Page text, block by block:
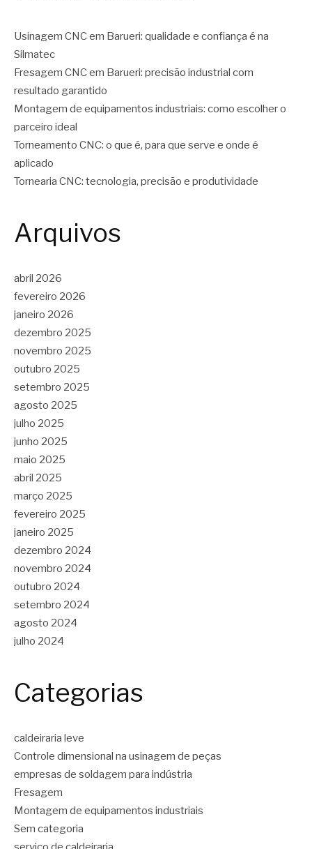
Usinagem CNC em Barueri: qualidade e confiança é na
Silmatec
Fresagem CNC em Barueri: precisão industrial com
resultado garantido
Montagem de equipamentos industriais: como escolher o
parceiro ideal
Torneamento CNC: o que é, para que serve e onde é
aplicado
Tornearia CNC: tecnologia, precisão e produtividade
Arquivos
abril 2026
fevereiro 2026
janeiro 2026
dezembro 2025
novembro 2025
outubro 2025
setembro 2025
agosto 2025
julho 2025
junho 2025
maio 2025
abril 2025
março 2025
fevereiro 2025
janeiro 2025
dezembro 2024
novembro 2024
outubro 2024
setembro 2024
agosto 2024
julho 2024
Categorias
caldeiraria leve
Controle dimensional na usinagem de peças
empresas de soldagem para indústria
Fresagem
Montagem de equipamentos industriais
Sem categoria